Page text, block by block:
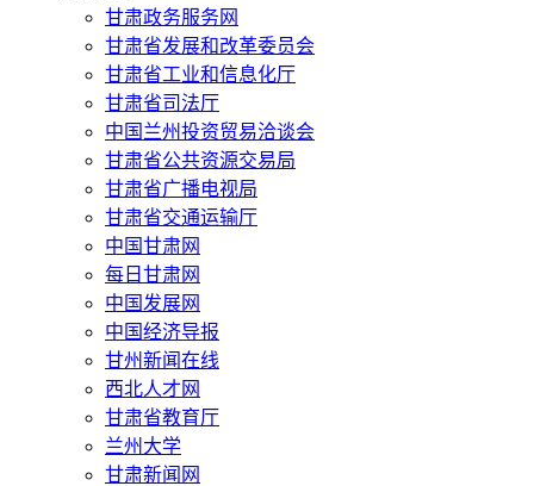
甘肃政务服务网
甘肃省发展和改革委员会
甘肃省工业和信息化厅
甘肃省司法厅
中国兰州投资贸易洽谈会
甘肃省公共资源交易局
甘肃省广播电视局
甘肃省交通运输厅
中国甘肃网
每日甘肃网
中国发展网
中国经济导报
甘州新闻在线
西北人才网
甘肃省教育厅
兰州大学
甘肃新闻网